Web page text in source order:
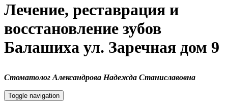
Лечение, реставрация и
восстановление зубов
Балашиха ул. Заречная дом 9
СтоматологАлександрова Надежда Станиславовна
Toggle navigation